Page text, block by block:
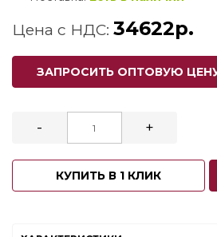
Цена с НДС: 34622р.
ЗАПРОСИТЬ ОПТОВУЮ
- +
КУПИТЬ В 1 КЛИК